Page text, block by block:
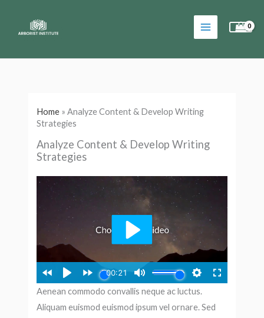
Home »Analyze Content & Develop Writing
Strategies
Analyze Content & Develop Writing
Strategies
Aenean commodo convallis neque ac luctus.
Aliquam euismod euismod ipsum vel ornare. Sed